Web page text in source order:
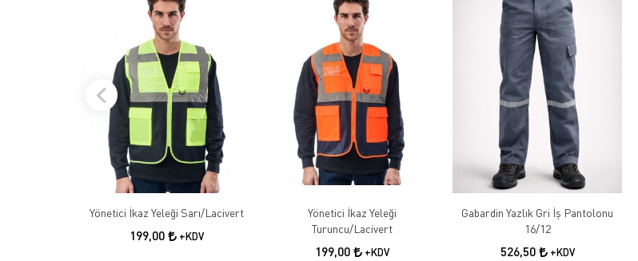
Yönetici İkaz Yeleği Sarı/Lacivert
199,00 +KDV
Yönetici İkaz Yeleği
Turuncu/Lacivert
199,00 +KDV
Gabardin Yazlık Gri İş Pantolonu
16/12
526,50 +KDV